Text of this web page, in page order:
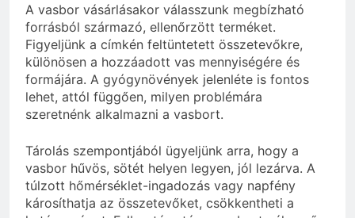
A vasbor vásárlásakor válasszunk megbízható
forrásból származó, ellenőrzött terméket.
Figyeljünk a címkén feltüntetett összetevőkre,
különösen a hozzáadott vas mennyiségére és
formájára. A gyógynövények jelenléte is fontos
lehet, attól függően, milyen problémára
szeretnénk alkalmazni a vasbort.
Tárolás szempontjából ügyeljünk arra, hogy a
vasbor hűvös, sötét helyen legyen, jól lezárva. A
túlzott hőmérséklet-ingadozás vagy napfény
károsíthatja az összetevőket, csökkentheti a